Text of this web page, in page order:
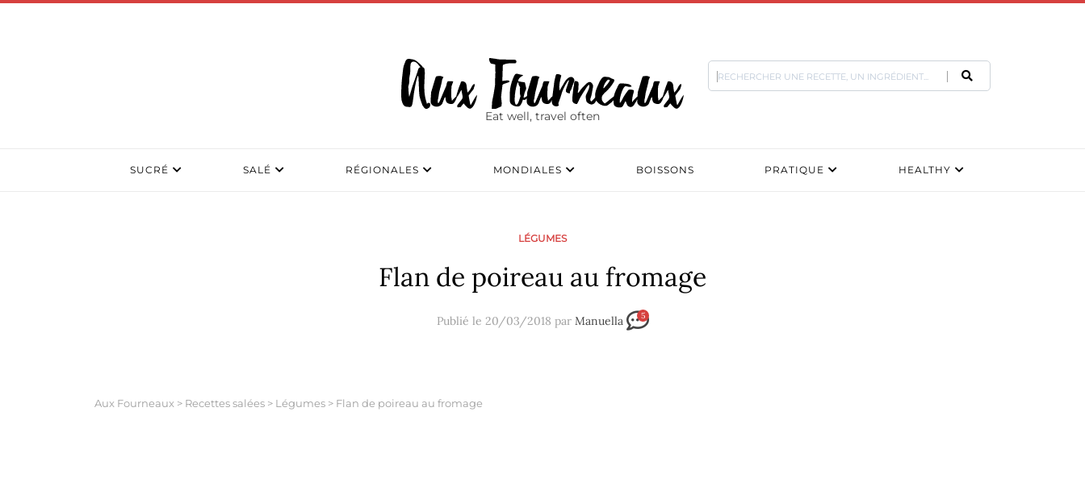
Eat well, travel often
SUCRÉ SALÉ RÉGIONALES MONDIALES BOISSONS PRATIQUE HEALTHY
LÉGUMES
Flan de poireau au fromage
Publié le 20/03/2018 par Manuella 5
Aux Fourneaux > Recettes salées > Légumes > Flan de poireau au fromage